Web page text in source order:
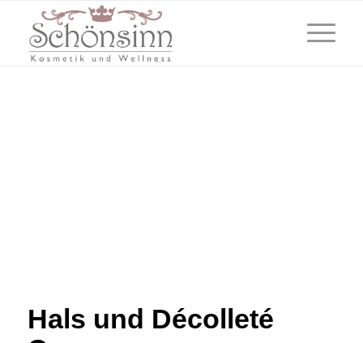
Hals und Décolleté